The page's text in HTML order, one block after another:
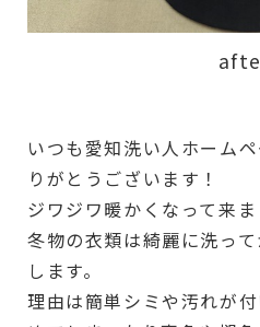
いつも愛知洗い人ホーム
りがとうございます！
ジワジワ暖かくなって来ま
冬物の衣類は綺麗に洗っ
します。
理由は簡単シミや汚れが